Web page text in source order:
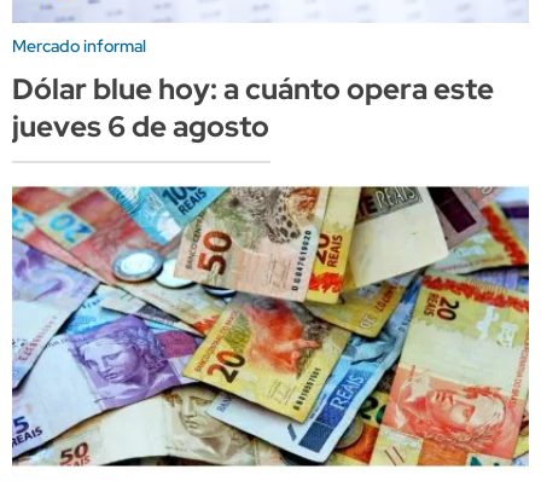
Mercado informal
Dólar blue hoy: a cuánto opera este
jueves 6 de agosto